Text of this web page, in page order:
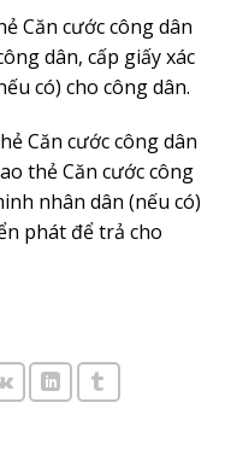
Căn cước công dân
dân, cấp giấy xác
có) cho công dân.
Căn cước công dân
thẻ Căn cước công
nhân dân (nếu có)
phát đểtrả cho